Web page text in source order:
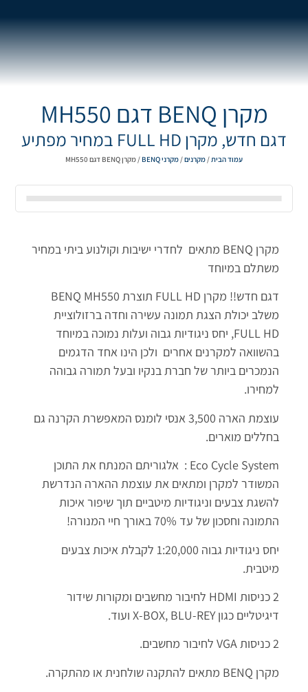
מקרן BENQ דגם MH550
דגם חדש, מקרן FULL HD במחיר מפתיע
עמוד הבית/מקרנים/מקרני BENQ / מקרן BENQ דגם MH550
מקרן BENQ מתאים לחדרי ישיבות וקולנוע ביתי במחיר
משתלם במיוחד
דגם חדש!! מקרן FULL HD תוצרת BENQ MH550
משלב יכולת הצגת תמונה עשירה וחדה ברזולוציית
FULL HD, יחס ניגודיות גבוה ועלות נמוכה במיוחד
בהשוואה למקרנים אחרים ולכן הינו אחד הדגמים
הנמכרים ביותר של חברת בנקיו ובעל תמורה גבוהה
למחירו.
עוצמת הארה 3,500 אנסי לומנס המאפשרת הקרנה גם
בחללים מוארים.
Eco Cycle System : אלגוריתם המנתח את התוכן
המשודר למקרן ומתאים את עוצמת ההארה הנדרשת
להשגת צבעים וניגודיות מיטביים תוך שיפור איכות
התמונה וחסכון של עד 70% באורך חיי המנורה!
יחס ניגודיות גבוה 1:20,000 לקבלת איכות צבעים
מיטבית.
2 כניסות HDMI לחיבור מחשבים ומקורות שידור
דיגיטליים כגון X-BOX, BLU-REY ועוד.
2 כניסות VGA לחיבור מחשבים.
מקרן BENQ מתאים להתקנה שולחנית או מהתקרה.